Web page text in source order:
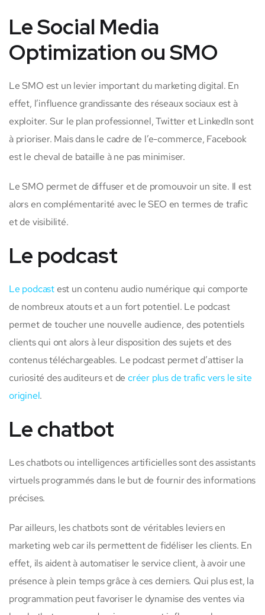
Le Social Media
Optimization ou SMO
Le SMO est un levier important du marketing digital. En
effet, l’influence grandissante des réseaux sociaux est à
exploiter. Sur le plan professionnel, Twitter et LinkedIn sont
à prioriser. Mais dans le cadre de l’e-commerce, Facebook
est le cheval de bataille à ne pas minimiser.
Le SMO permet de diffuser et de promouvoir un site. Il est
alors en complémentarité avec le SEO en termes de trafic
et de visibilité.
Le podcast
Le podcast est un contenu audio numérique qui comporte
de nombreux atouts et a un fort potentiel. Le podcast
permet de toucher une nouvelle audience, des potentiels
clients qui ont alors à leur disposition des sujets et des
contenus téléchargeables. Le podcast permet d’attiser la
curiosité des auditeurs et decréer plus de trafic vers le site
originel.
Le chatbot
Les chatbots ou intelligences artificielles sont des assistants
virtuels programmés dans le but de fournir des informations
précises.
Par ailleurs, les chatbots sont de véritables leviers en
marketing web car ils permettent de fidéliser les clients. En
effet, ils aident à automatiser le service client, à avoir une
présence à plein temps grâce à ces derniers. Qui plus est, la
programmation peut favoriser le dynamise des ventes via